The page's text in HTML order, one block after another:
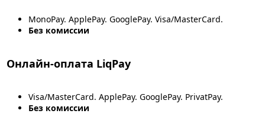
MonoPay. ApplePay. GooglePay. Visa/MasterCard.
Без комиссии
Онлайн-оплата LiqPay
Visa/MasterCard. ApplePay. GooglePay. PrivatPay.
Без комиссии